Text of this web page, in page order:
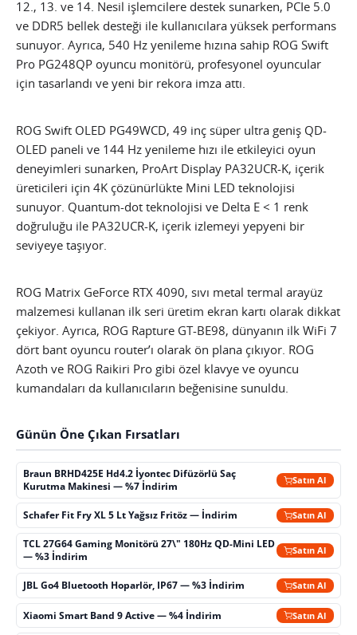
12., 13. ve 14. Nesil işlemcilere destek sunarken, PCIe 5.0
ve DDR5 bellek desteği ile kullanıcılara yüksek performans
sunuyor. Ayrıca, 540 Hz yenileme hızına sahip ROG Swift
Pro PG248QP oyuncu monitörü, profesyonel oyuncular
için tasarlandı ve yeni bir rekora imza attı.
ROG Swift OLED PG49WCD, 49 inç süper ultra geniş QD-
OLED paneli ve 144 Hz yenileme hızı ile etkileyici oyun
deneyimleri sunarken, ProArt Display PA32UCR-K, içerik
üreticileri için 4K çözünürlükte Mini LED teknolojisi
sunuyor. Quantum-dot teknolojisi ve Delta E < 1 renk
doğruluğu ile PA32UCR-K, içerik izlemeyi yepyeni bir
seviyeye taşıyor.
ROG Matrix GeForce RTX 4090, sıvı metal termal arayüz
malzemesi kullanan ilk seri üretim ekran kartı olarak dikkat
çekiyor. Ayrıca, ROG Rapture GT-BE98, dünyanın ilk WiFi 7
dört bant oyuncu router’ı olarak ön plana çıkıyor. ROG
Azoth ve ROG Raikiri Pro gibi özel klavye ve oyuncu
kumandaları da kullanıcıların beğenisine sunuldu.
Günün Öne Çıkan Fırsatları
Braun BRHD425E Hd4.2 İyontec Difüzörlü Saç
Kurutma Makinesi — %7 İndirim
Satın Al
Schafer Fit Fry XL 5 Lt Yağsız Fritöz — İndirim Satın Al
TCL 27G64 Gaming Monitörü 27\" 180Hz QD-Mini LED
— %3 İndirim
Satın Al
JBL Go4 Bluetooth Hoparlör, IP67 — %3 İndirim Satın Al
Xiaomi Smart Band 9 Active — %4 İndirim Satın Al